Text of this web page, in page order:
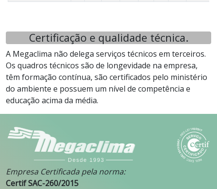
Certificação e qualidade técnica.
A Megaclima não delega serviços técnicos em terceiros.
Os quadros técnicos são de longevidade na empresa,
têm formação contínua, são certificados pelo ministério
do ambiente e possuem um nível de competência e
educação acima da média.
Empresa Certificada pela norma:
Certif SAC-260/2015